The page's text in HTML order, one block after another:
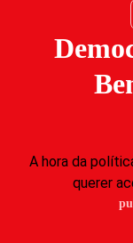
A hora da
querer